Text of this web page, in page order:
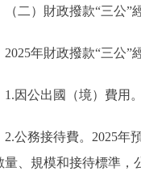
）財政撥款“三公”
年財政撥款“三公”經
公出國（境）費用。
務接待費。2025年預
量、規模和接待標準，